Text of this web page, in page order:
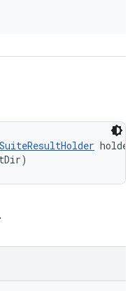
SuiteResultHolder